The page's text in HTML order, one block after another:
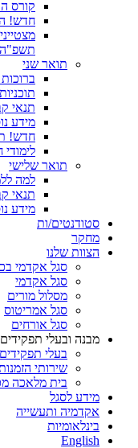
קורס
חדש!
תשפ"ה
תואר שני
תנאי
מידע
חדש!
תואר שלישי
למה
תנאי
מידע
סטודנטים/ות
מחקר
הצוות שלנו
סגל אקדמי
סגל אקדמי
מסלול מורים
סגל אמריטוס
סגל אורחים
מבנה ובעלי תפקידים
בעלי תפקידים
שירותי
בית מלאכה
מידע לסגל
אקדמיה ותעשייה
בינלאומיות
English